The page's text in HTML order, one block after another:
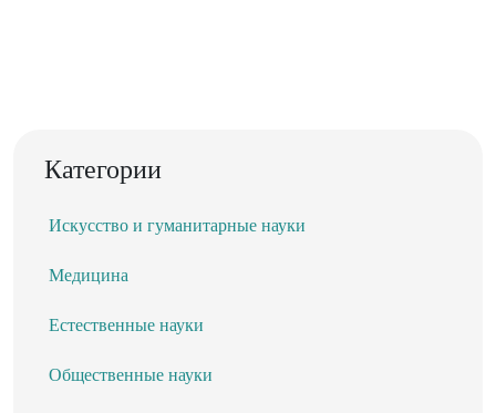
Категории
Искусство и гуманитарные науки
Медицина
Естественные науки
Общественные науки